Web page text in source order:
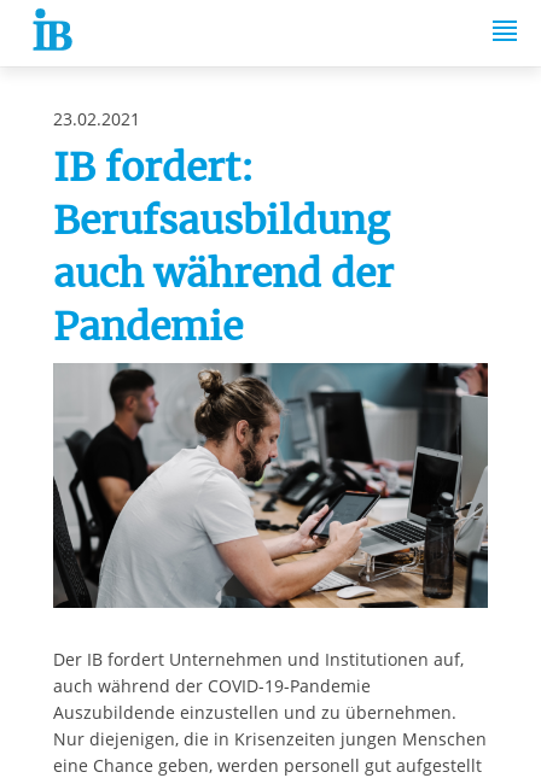
Springe zum Inhalt
23.02.2021
IB fordert:
Berufsausbildung
auch während der
Pandemie
Der IB fordert Unternehmen und Institutionen auf,
auch während der COVID-19-Pandemie
Auszubildende einzustellen und zu übernehmen.
Nur diejenigen, die in Krisenzeiten jungen Menschen
eine Chance geben, werden personell gut aufgestellt